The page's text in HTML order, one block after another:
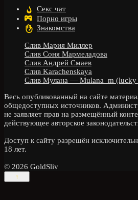
Секс чат
Порно игры
Знакомства
Слив Мария Миллер
Слив Соня Мармеладова
Слив Андрей Смаев
Слив Karachenskaya
Слив Мулана — Mulana_m (lucky
Весь опубликованный на сайте
общедоступных источников.
не заявляет прав на размещённый
действующее авторское
Доступ к сайту разрешён
18 лет.
© 2026 GoldSliv